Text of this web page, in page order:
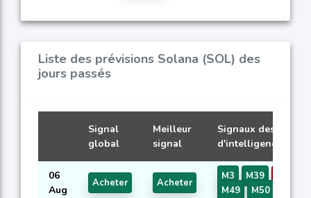
Liste des prévisions Solana (SOL) des
jours passés
Signal
global
Meilleur
signal
Signaux des
d'intelligence
06
Aug
Acheter Acheter
M3 M39
M49
M50